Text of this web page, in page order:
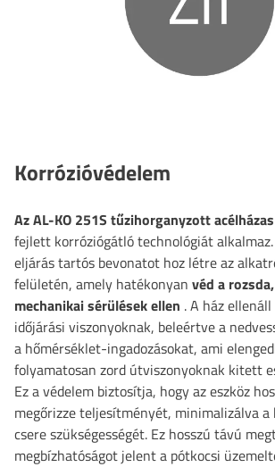
Korrózióvédelem
Az AL-KO 251S tűzihorganyzott
fejlett korróziógátló technológiát
eljárás tartós bevonatot hoz létre az
felületén, amely hatékonyan véd a
mechanikai sérülések ellen . A ház
időjárási viszonyoknak, beleértve a
a hőmérséklet-ingadozásokat, ami
folyamatosan zord útviszonyoknak kitett
Ez a védelem biztosítja, hogy az eszköz
megőrizze teljesítményét, minimalizálva
csere szükségességét. Ez hosszú távú
megbízhatóságot jelent a pótkocsi